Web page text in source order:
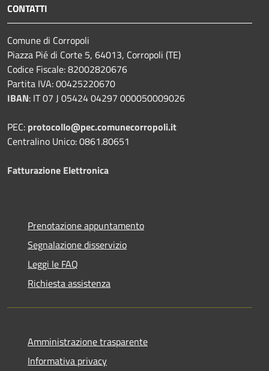
CONTATTI
Comune di Corropoli
Piazza Pié di Corte 5, 64013, Corropoli (TE)
Codice Fiscale: 82002820676
Partita IVA: 00425220670
IBAN: IT 07 J 05424 04297 000050009026
PEC: protocollo@pec.comunecorropoli.it
Centralino Unico: 0861.80651
Fatturazione Elettronica
Prenotazione appuntamento
Segnalazione disservizio
Leggi le FAQ
Richiesta assistenza
Amministrazione trasparente
Informativa privacy